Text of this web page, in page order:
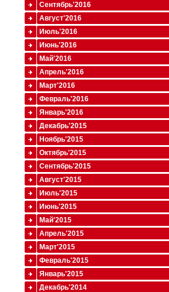
Сентябрь'2016
Август'2016
Июль'2016
Июнь'2016
Май'2016
Апрель'2016
Март'2016
Февраль'2016
Январь'2016
Декабрь'2015
Ноябрь'2015
Октябрь'2015
Сентябрь'2015
Август'2015
Июль'2015
Июнь'2015
Май'2015
Апрель'2015
Март'2015
Февраль'2015
Январь'2015
Декабрь'2014